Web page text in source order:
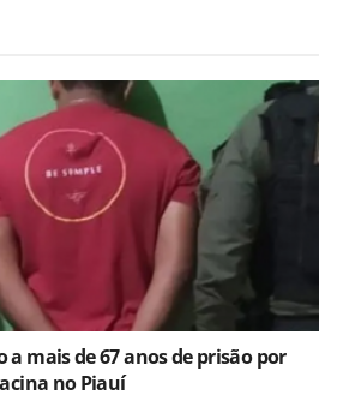
a mais de 67 anos de prisão por
no Piauí